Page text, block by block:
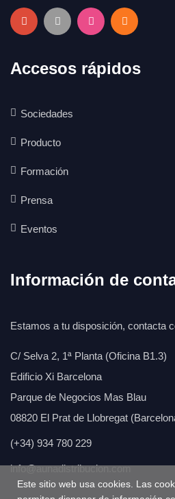
Accesos rápidos
Sociedades
Producto
Formación
Prensa
Eventos
Información de
Estamos a tu disposición, contacta
C/ Selva 2, 1ª Planta (Oficina B1.3)
Edificio Xi Barcelona
Parque de Negocios Mas Blau
08820 El Prat de Llobregat
(+34) 934 780 229
info@aunadistribucion.com
Este sitio web usa cookies. Las